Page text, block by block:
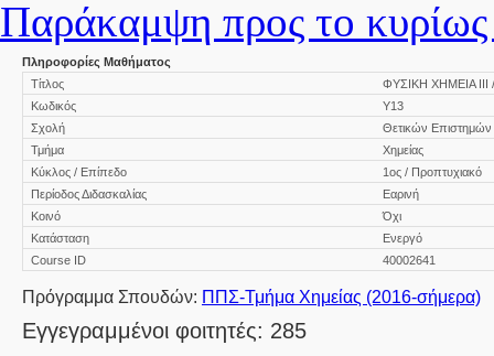
Παράκαμψη προς το κυρίως
Πληροφορίες Μαθήματος
Τίτλος
ΦΥΣΙΚΗ ΧΗΜΕΙΑ ΙΙΙ
Κωδικός
Υ13
Σχολή
Θετικών Επιστημών
Τμήμα
Χημείας
Κύκλος / Επίπεδο
1ος / Προπτυχιακό
Περίοδος Διδασκαλίας
Εαρινή
Κοινό
Όχι
Κατάσταση
Ενεργό
Course ID
40002641
Πρόγραμμα Σπουδών: ΠΠΣ-Τμήμα Χημείας (2016-σήμερα)
Εγγεγραμμένοι φοιτητές: 285